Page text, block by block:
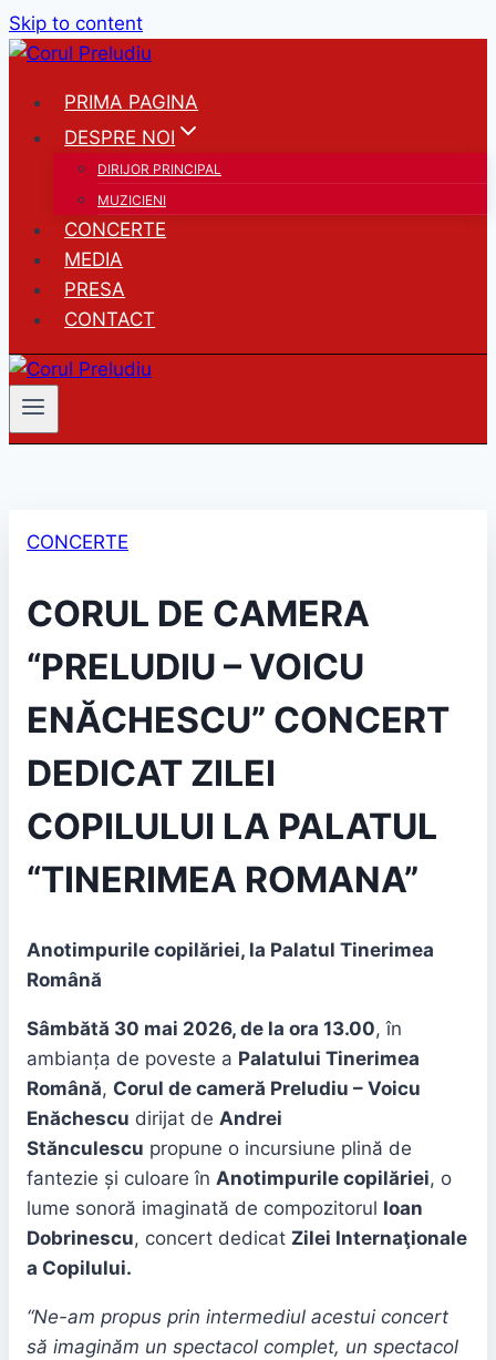
Skip to content
PRIMA PAGINA
DESPRE NOI
DIRIJOR PRINCIPAL
MUZICIENI
CONCERTE
MEDIA
PRESA
CONTACT
CONCERTE
CORUL DE CAMERA
“PRELUDIU – VOICU
ENĂCHESCU” CONCERT
DEDICAT ZILEI
COPILULUI LA PALATUL
“TINERIMEA ROMANA”
Anotimpurile copilăriei, la Palatul Tinerimea
Română
Sâmbătă 30 mai 2026, de la ora 13.00, în
ambianța de poveste a Palatului Tinerimea
Română, Corul de cameră Preludiu – Voicu
Enăchescu dirijat de Andrei
Stănculescu propune o incursiune plină de
fantezie și culoare în Anotimpurile copilăriei, o
lume sonoră imaginată de compozitorul Ioan
Dobrinescu, concert dedicat Zilei Internaţionale
a Copilului.
“Ne-am propus prin intermediul acestui concert
să imaginăm un spectacol complet, un spectacol